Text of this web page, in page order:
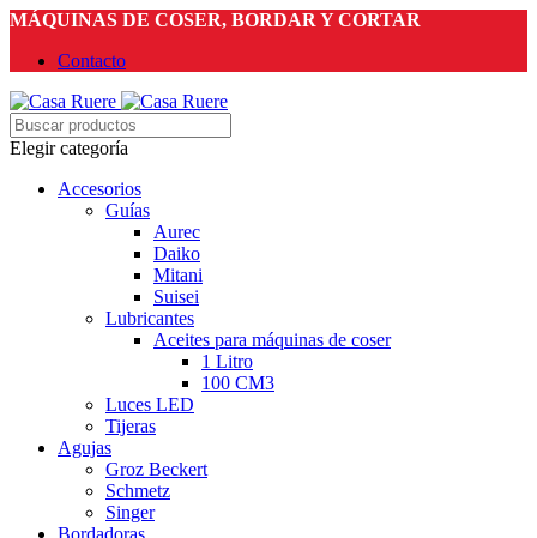
MÁQUINAS DE COSER, BORDAR Y CORTAR
Contacto
Elegir categoría
Accesorios
Guías
Aurec
Daiko
Mitani
Suisei
Lubricantes
Aceites para máquinas de coser
1 Litro
100 CM3
Luces LED
Tijeras
Agujas
Groz Beckert
Schmetz
Singer
Bordadoras